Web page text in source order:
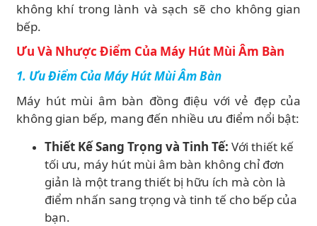
không khí trong lành và sạch sẽ cho không gian
bếp.
Ưu Và Nhược Điểm Của Máy Hút Mùi Âm Bàn
1. Ưu Điểm Của Máy Hút Mùi Âm Bàn
Máy hút mùi âm bàn đồng điệu với vẻ đẹp của
không gian bếp, mang đến nhiều ưu điểm nổi bật:
Thiết Kế Sang Trọng và Tinh Tế: Với thiết kế
tối ưu, máy hút mùi âm bàn không chỉ đơn
giản là một trang thiết bị hữu ích mà còn là
điểm nhấn sang trọng và tinh tế cho bếp của
bạn.